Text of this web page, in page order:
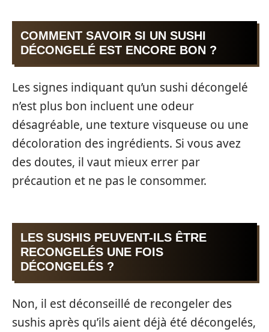
COMMENT SAVOIR SI UN SUSHI
DÉCONGELÉ EST ENCORE BON ?
Les signes indiquant qu’un sushi décongelé
n’est plus bon incluent une odeur
désagréable, une texture visqueuse ou une
décoloration des ingrédients. Si vous avez
des doutes, il vaut mieux errer par
précaution et ne pas le consommer.
LES SUSHIS PEUVENT-ILS ÊTRE
RECONGELÉS UNE FOIS
DÉCONGELÉS ?
Non, il est déconseillé de recongeler des
sushis après qu’ils aient déjà été décongelés,